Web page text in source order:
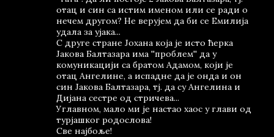
отац и син са истим именом или се ради о
нечем другом? Не верујем да би се Емилија
удала за ујака...
С друге стране Јохана која је исто ћерка
Јакова Балтазара има ''проблем'' да у
комуникацији са братом Адамом, који је
отац Ангелине, а испадне да је онда и он
син Јакова Балтазара, тј. да су Ангелина и
Дијана сестре од стричева...
Углавном, мало ми је настао хаос у глави од
турјашког родослова!
Све најбоље!